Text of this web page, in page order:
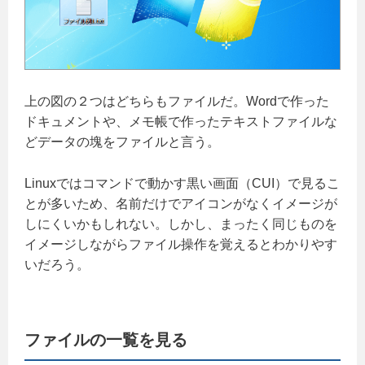
上の図の２つはどちらもファイルだ。Wordで作った
ドキュメントや、メモ帳で作ったテキストファイルな
どデータの塊をファイルと言う。
Linuxではコマンドで動かす黒い画面（CUI）で見るこ
とが多いため、名前だけでアイコンがなくイメージが
しにくいかもしれない。しかし、まったく同じものを
イメージしながらファイル操作を覚えるとわかりやす
いだろう。
ファイルの一覧を見る